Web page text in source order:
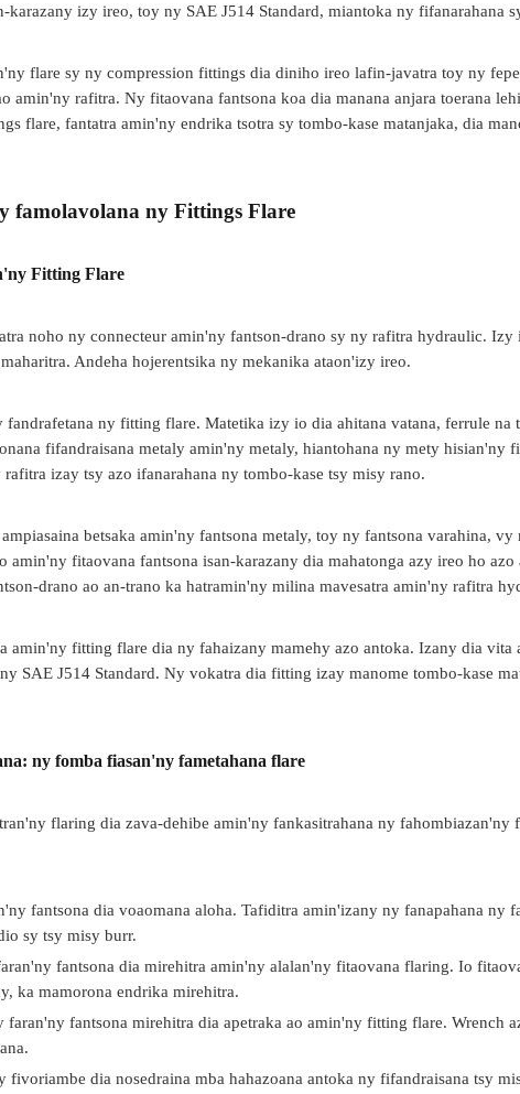
karazany izy ireo, toy ny SAE J514 Standard, miantoka ny fifanarahana
flare sy ny compression fittings dia diniho ireo lafin-javatra toy ny
amin'ny rafitra. Ny fitaovana fantsona koa dia manana anjara toerana
flare, fantatra amin'ny endrika tsotra sy tombo-kase matanjaka, dia
famolavolana ny Fittings Flare
Fitting Flare
noho ny connecteur amin'ny fantson-drano sy ny rafitra hydraulic. Izy
Andeha hojerentsika ny mekanika ataon'izy ireo.
fandrafetana ny fitting flare. Matetika izy io dia ahitana vatana, ferrule na
fifandraisana metaly amin'ny metaly, hiantohana ny mety hisian'ny
izay tsy azo ifanarahana ny tombo-kase tsy misy rano.
betsaka amin'ny fantsona metaly, toy ny fantsona varahina,
amin'ny fitaovana fantsona isan-karazany dia mahatonga azy ireo ho
drano ao an-trano ka hatramin'ny milina mavesatra amin'ny rafitra
amin'ny fitting flare dia ny fahaizany mamehy azo antoka. Izany dia vita
SAE J514 Standard. Ny vokatra dia fitting izay manome tombo-kase
ny fomba fiasan'ny fametahana flare
flaring dia zava-dehibe amin'ny fankasitrahana ny fahombiazan'ny
fantsona dia voaomana aloha. Tafiditra amin'izany ny fanapahana ny
sy tsy misy burr.
fantsona dia mirehitra amin'ny alalan'ny fitaovana flaring. Io
ka mamorona endrika mirehitra.
faran'ny fantsona mirehitra dia apetraka ao amin'ny fitting flare. Wrench
fivoriambe dia nosedraina mba hahazoana antoka ny fifandraisana tsy